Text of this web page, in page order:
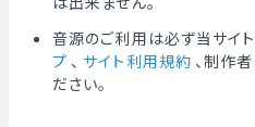
音源のご利用は必ず当サイ
プ 、 サイト利用規約 、制作
ださい。